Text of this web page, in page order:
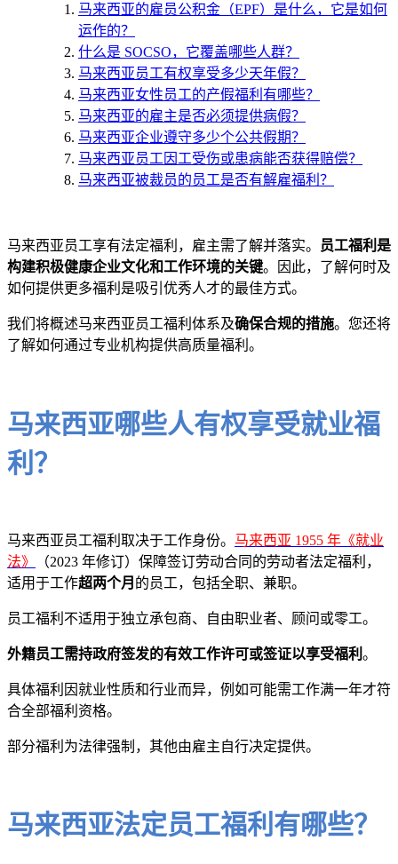
马来西亚的雇员公积金（EPF）是什么，它是如何
运作的？
什么是 SOCSO，它覆盖哪些人群？
马来西亚员工有权享受多少天年假？
马来西亚女性员工的产假福利有哪些？
马来西亚的雇主是否必须提供病假？
马来西亚企业遵守多少个公共假期？
马来西亚员工因工受伤或患病能否获得赔偿？
马来西亚被裁员的员工是否有解雇福利？
马来西亚员工享有法定福利，雇主需了解并落实。
员工福利是
构建积极健康企业文化和工作环境的关键。因此，了解何时及
如何提供更多福利是吸引优秀人才的最佳方式。
我们将概述马来西亚员工福利体系及确保合规的措施。您还将
了解如何通过专业机构提供高质量福利。
马来西亚哪些人有权享受就业福
利？
马来西亚员工福利取决于工作身份。 马来西亚 1955 年《就业
法》
（2023 年修订）保障签订劳动合同的劳动者法定福利，
适用于工作超两个月 的员工，包括全职、兼职。
员工福利不适用于独立承包商、自由职业者、顾问或零工。
外籍员工需持政府签发的有效工作许可或签证以享受福利 。
具体福利因就业性质和行业而异，例如可能需工作满一年才符
合全部福利资格。
部分福利为法律强制，其他由雇主自行决定提供。
马来西亚法定员工福利有哪些？